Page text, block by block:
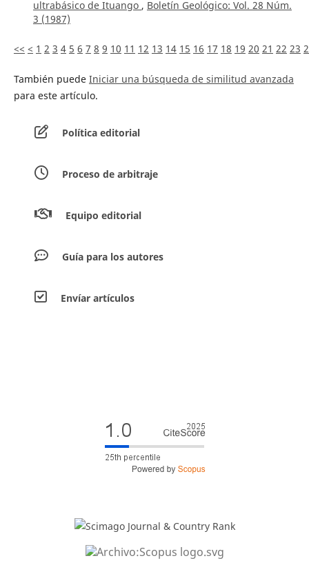
ultrabásico de Ituango , Boletín Geológico: Vol. 28 Núm.
3 (1987)
<< < 1 2 3 4 5 6 7 8 9 10 11 12 13 14 15 16 17 18 19 20 21 22 23
También puede Iniciar una búsqueda de similitud avanzada
para este artículo.
Política editorial
Proceso de arbitraje
Equipo editorial
Guía para los autores
Envíar artículos